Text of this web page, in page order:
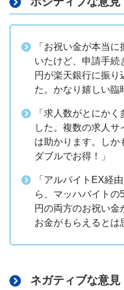
「お祝い金が本当
いたけど、申請手続
円が楽天銀行に振り
た。かなり嬉しい臨
「求人数がとにか
した。複数の求人
は助かります。しか
ダブルでお得！」
「アルバイトEX経
ら、マッハバイト
円の両方のお祝い金
お金がもらえるとは
ネガティブな意見